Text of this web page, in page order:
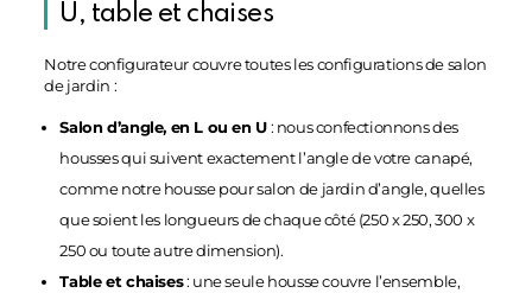
U, table et chaises
Notre configurateur couvre toutes les configurations de salon
de jardin :
Salon d’angle, en L ou en U: nous confectionnons des
housses qui suivent exactement l’angle de votre canapé,
comme notrehousse pour salon de jardin d’angle, quelles
que soient les longueurs de chaque côté (250 x 250, 300 x
250 ou toute autre dimension).
Table et chaises: une seule housse couvre l’ensemble,